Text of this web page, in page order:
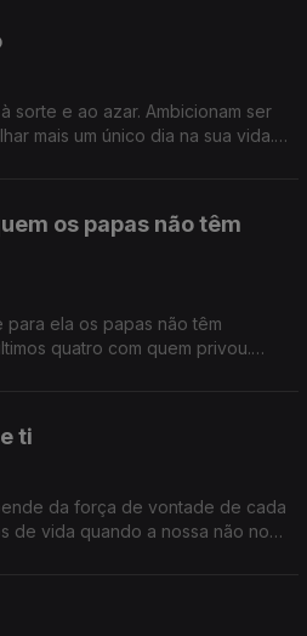
sorte e ao azar. Ambicionam ser
mais um único dia na sua vida.
os papas não têm
para ela os papas não têm
quatro com quem privou.
ti
da força de vontade de cada
de vida quando a nossa não nos